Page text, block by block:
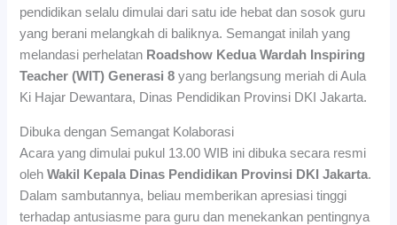
pendidikan selalu dimulai dari satu ide hebat dan sosok guru
yang berani melangkah di baliknya. Semangat inilah yang
melandasi perhelatan Roadshow Kedua Wardah Inspiring
Teacher (WIT) Generasi 8 yang berlangsung meriah di Aula
Ki Hajar Dewantara, Dinas Pendidikan Provinsi DKI Jakarta.
Dibuka dengan Semangat Kolaborasi
Acara yang dimulai pukul 13.00 WIB ini dibuka secara resmi
olehWakil Kepala Dinas Pendidikan Provinsi DKI Jakarta.
Dalam sambutannya, beliau memberikan apresiasi tinggi
terhadap antusiasme para guru dan menekankan pentingnya